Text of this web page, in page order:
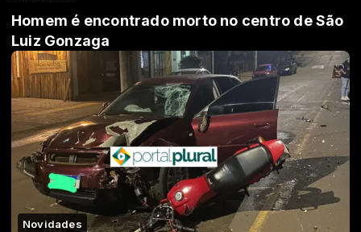
Homem é encontrado morto no centro de São
Luiz Gonzaga
Novidades